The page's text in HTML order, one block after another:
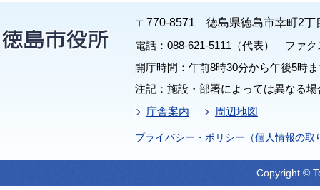
〒770-8571 徳島県徳島市幸町2丁
電話：088-621-5111（代表） ファク
開庁時間：午前8時30分から午後5時
注記：施設・部署によっては異なる
庁舎案内
周辺地図
プライバシー・ポリシー（個人情報の取
Copyright ©